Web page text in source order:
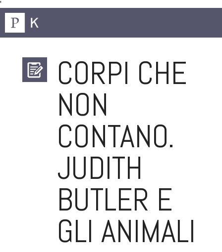
'
CORPI CHE
NON
CONTANO.
JUDITH
BUTLER E
GLI ANIMALI